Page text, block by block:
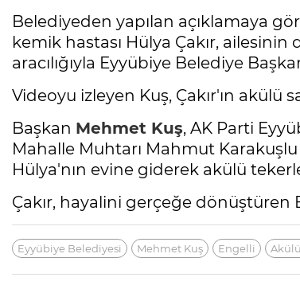
Belediyeden yapılan açıklamaya
kemik hastası Hülya Çakır,
aracılığıyla Eyyübiye Belediye
Videoyu izleyen Kuş, Çakır'ın
Başkan Mehmet Kuş, AK Parti
Mahalle Muhtarı Mahmut
Hülya'nın evine giderek akülü
Çakır, hayalini gerçeğe dönüştüren
Eyyübiye Belediyesi Mehmet Kuş Engelli